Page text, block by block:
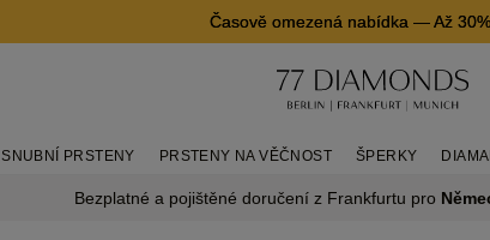
Časově omezená nabídka —Až
SNUBNÍ PRSTENY PRSTENY NA VĚČNOST ŠPERKY
Bezplatné a pojištěné doručení z Frankfurtu pro